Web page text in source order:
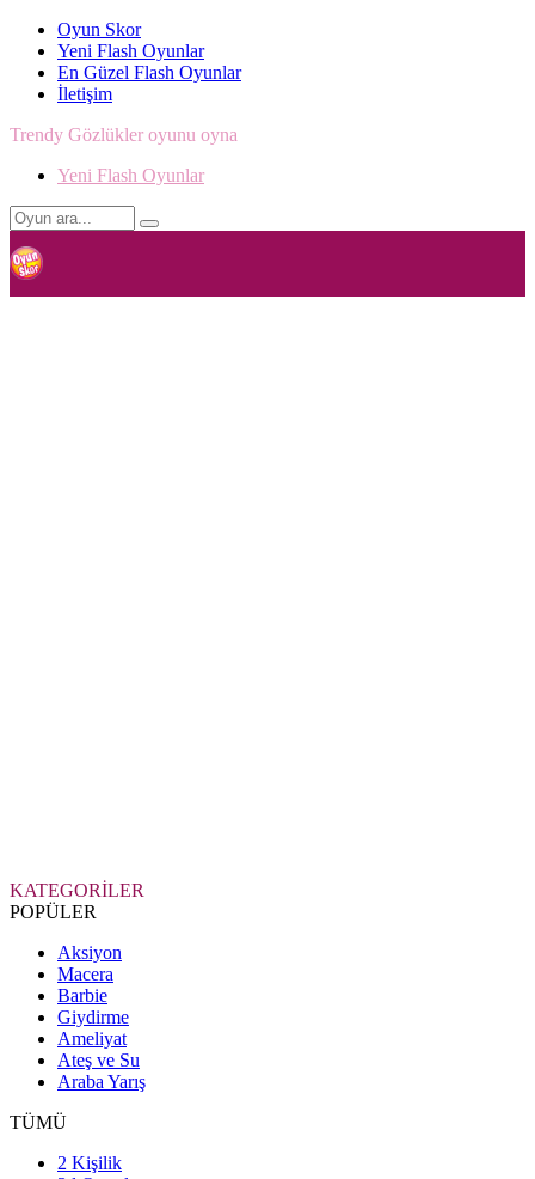
Oyun Skor
Yeni Flash Oyunlar
En Güzel Flash Oyunlar
İletişim
Trendy Gözlükler oyunu oyna
Yeni Flash Oyunlar
KATEGORİLER
POPÜLER
Aksiyon
Macera
Barbie
Giydirme
Ameliyat
Ateş ve Su
Araba Yarış
TÜMÜ
2 Kişilik